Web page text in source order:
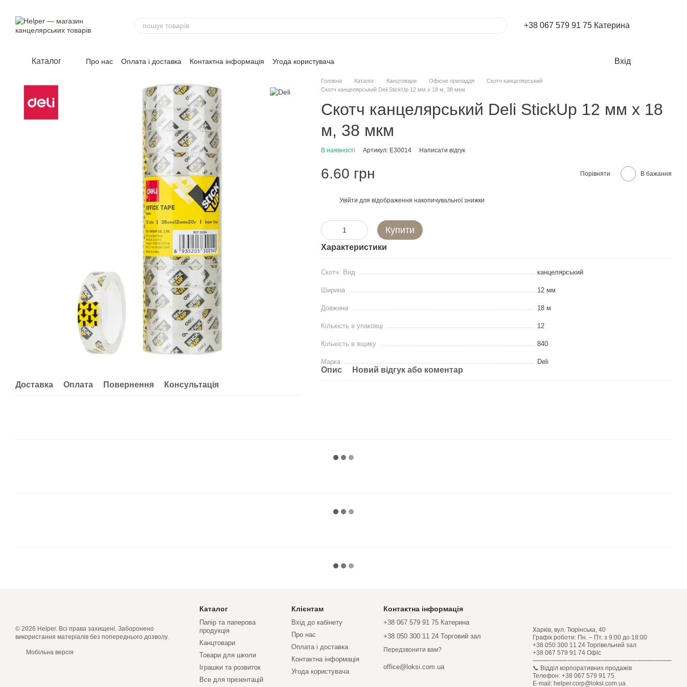
+38 067 579 91 75 Катерина
Каталог Про нас Оплата і доставка Контактна інформація Угода користувача Вхід
Доставка Оплата Повернення Консультація
Головна Каталог Канцтовари Офісне приладдя
Скотч канцелярський
Скотч канцелярський Deli StickUp 12 мм х 18 м, 38 мкм
Скотч канцелярський Deli StickUp 12 мм х 18
м, 38 мкм
В наявності Артикул: E30014 Написати відгук
6.60 грн Порівняти В бажання
Увійти для відображення накопичувальної знижки
Купити
Характеристики
Скотч: Вид канцелярський
Ширина 12 мм
Довжина 18 м
Кількість в упаковці 12
Кількість в ящику 840
Марка Deli
Опис Новий відгук або коментар
© 2026 Helper. Всі права захищені. Заборонено
використання матеріалів без попереднього дозволу.
Мобільна версія
Каталог
Папір та паперова
продукція
Канцтовари
Товари для школи
Іграшки та розвиток
Все для презентацій
Клієнтам
Вхід до кабінету
Про нас
Оплата і доставка
Контактна інформація
Угода користувача
Контактна інформація
+38 067 579 91 75 Катерина
+38 050 300 11 24 Торговий зал
Передзвонити вам?
office@loksi.com.ua
Харків, вул. Тюрінська, 40
Графік роботи: Пн. – Пт. з 9:00 до 18:00
+38 050 300 11 24 Торгівельний зал
+38 067 579 91 74 Офіс
⸻⸻⸻⸻⸻⸻⸻⸻
📞 Відділ корпоративних продажів
Телефон: +38 067 579 91 75
E-mail: helper.corp@loksi.com.ua